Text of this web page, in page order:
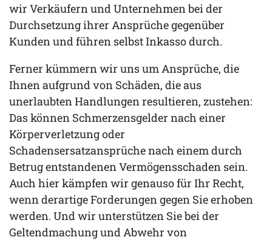
wir Verkäufern und Unternehmen bei der
Durchsetzung ihrer Ansprüche gegenüber
Kunden und führen selbst Inkasso durch.
Ferner kümmern wir uns um Ansprüche, die
Ihnen aufgrund von Schäden, die aus
unerlaubten Handlungen resultieren, zustehen:
Das können Schmerzensgelder nach einer
Körperverletzung oder
Schadensersatzansprüche nach einem durch
Betrug entstandenen Vermögensschaden sein.
Auch hier kämpfen wir genauso für Ihr Recht,
wenn derartige Forderungen gegen Sie erhoben
werden. Und wir unterstützen Sie bei der
Geltendmachung und Abwehr von